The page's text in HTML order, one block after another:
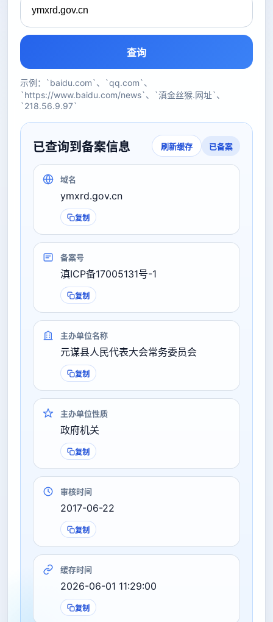
查询
示例：`baidu.com`、`qq.com`、
`https://www.baidu.com/news`、`滇金丝猴.网址`、
`218.56.9.97`
已查询到备案信息 刷新缓存 已备案
域名
ymxrd.gov.cn
复制
备案号
滇ICP备17005131号-1
复制
主办单位名称
元谋县人民代表大会常务委员会
复制
主办单位性质
政府机关
复制
审核时间
2017-06-22
复制
缓存时间
2026-06-01 11:29:00
复制